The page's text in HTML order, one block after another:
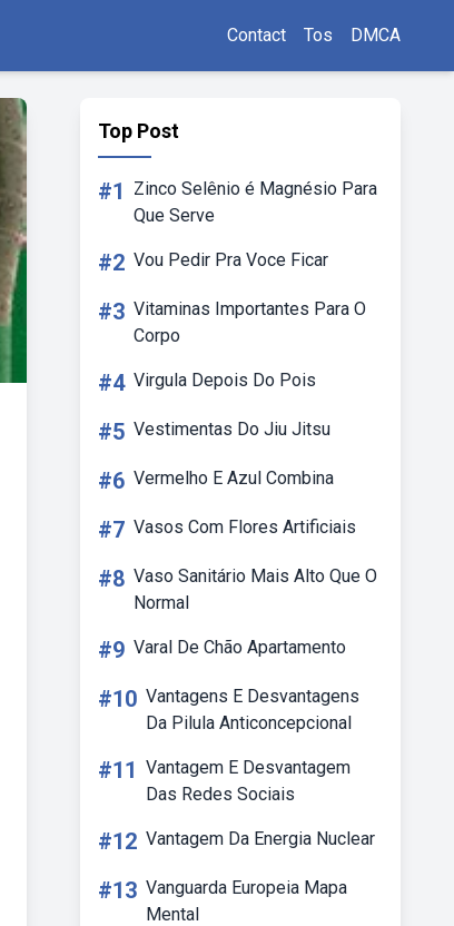
Contact Tos DMCA
Top Post
#1
Zinco Selênio é Magnésio Para
Que Serve
#2 Vou Pedir Pra Voce Ficar
#3 Vitaminas Importantes Para O
Corpo
#4 Virgula Depois Do Pois
#5 Vestimentas Do Jiu Jitsu
#6 Vermelho E Azul Combina
#7 Vasos Com Flores Artificiais
#8 Vaso Sanitário Mais Alto Que O
Normal
#9 Varal De Chão Apartamento
#10 Vantagens E Desvantagens
Da Pilula Anticoncepcional
#11 Vantagem E Desvantagem
Das Redes Sociais
#12 Vantagem Da Energia Nuclear
#13 Vanguarda Europeia Mapa
Mental